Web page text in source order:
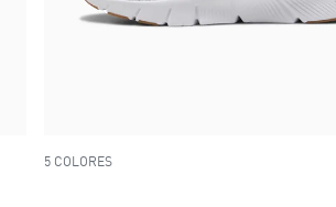
5 COLORES